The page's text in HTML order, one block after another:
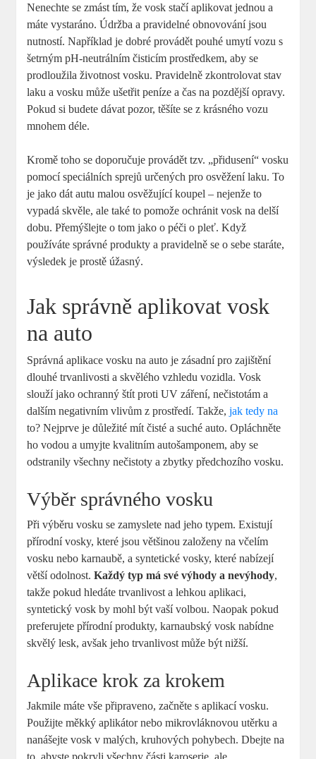
Nenechte se zmást tím, že vosk stačí aplikovat jednou ⁤a
máte vystaráno. Údržba ‌a pravidelné obnovování jsou
‌nutností. Například je dobré provádět pouhé umytí vozu s
šetrným pH-neutrálním čisticím prostředkem, aby‌ se
prodloužila životnost vosku. Pravidelně zkontrolovat stav
laku a ⁣vosku může ušetřit peníze a čas ‍na pozdější opravy.
Pokud si budete dávat pozor, těšíte se z ‍krásného vozu
mnohem déle.
Kromě toho se doporučuje provádět tzv. ⁢„přidusení“ vosku
pomocí speciálních sprejů‌ určených pro osvěžení laku. To
je jako dát autu malou osvěžující koupel – nejenže to
vypadá ‌skvěle, ale také to pomože ⁤ochránit vosk na delší
dobu. Přemýšlejte o tom jako o péči o pleť. Když
používáte správné produkty ‍a pravidelně se o​ sebe staráte,
výsledek je prostě úžasný.
Jak správně aplikovat vosk
na auto
Správná aplikace vosku na auto je zásadní pro zajištění
dlouhé trvanlivosti‌ a skvělého vzhledu vozidla. Vosk
slouží jako ochranný štít proti UV⁣ záření, nečistotám a
dalším negativním vlivům z prostředí. Takže,jak tedy na
to? Nejprve je důležité mít čisté a suché auto. Opláchněte
ho‍ vodou a umyjte kvalitním autošamponem, aby se
odstranily všechny nečistoty a zbytky předchozího vosku.
Výběr správného vosku
Při výběru vosku se⁤ zamyslete nad ⁢jeho typem. Existují
přírodní vosky, které jsou většinou založeny na včelím
vosku nebo‌ karnaubě, a ​syntetické vosky, které nabízejí
větší odolnost.Každý⁣ typ má své ‍výhody a nevýhody,
takže pokud hledáte trvanlivost a lehkou aplikaci,
⁣syntetický vosk ⁤by mohl být ​vaší volbou. Naopak pokud
preferujete přírodní produkty, karnaubský vosk ‍nabídne⁢
skvělý lesk, avšak‌ jeho ⁢trvanlivost může být nižší.
Aplikace krok za krokem
Jakmile máte vše připraveno, začněte s aplikací vosku.
Použijte‌ měkký aplikátor nebo⁤ mikrovláknovou utěrku a
nanášejte vosk v malých, kruhových pohybech. Dbejte na
to, abyste pokryli všechny části karoserie, ale